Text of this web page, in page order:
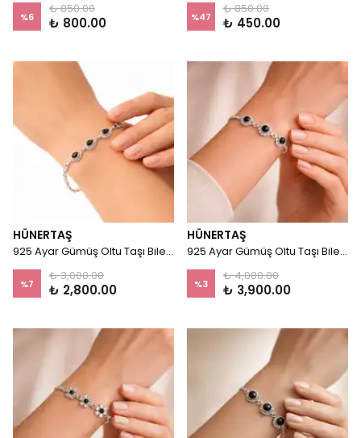
%6
₺ 850.00
₺ 800.00 %47
₺ 850.00
₺ 450.00
HÜNERTAŞ
925 Ayar Gümüş Oltu Taşı Bileklik - Drop
%7
₺ 3,000.00
₺ 2,800.00
HÜNERTAŞ
925 Ayar Gümüş Oltu Taşı Bileklik – Noctis
%3
₺ 4,000.00
₺ 3,900.00